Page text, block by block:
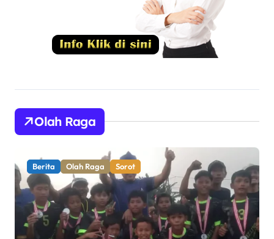
Olah Raga
Berita Olah Raga Sorot